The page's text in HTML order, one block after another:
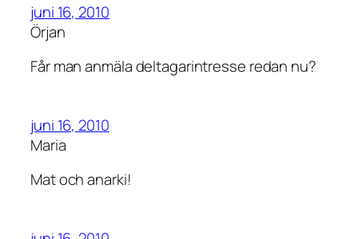
juni 16, 2010
Örjan
Får man anmäla deltagarintresse redan nu?
juni 16, 2010
Maria
Mat och anarki!